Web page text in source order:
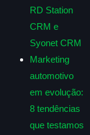
RD Station
CRM e
Syonet CRM
Marketing
automotivo
em evolução:
8 tendências
que testamos